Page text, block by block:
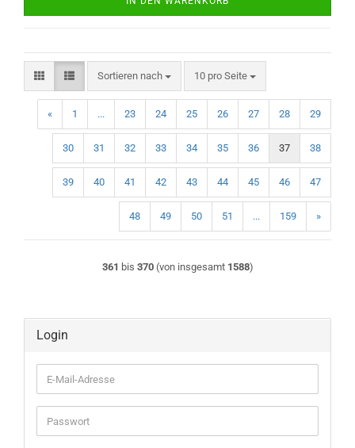
Sortieren nach
Sortieren nach 10 pro Seite
pro Seite
« 1 ... 23 24 25 26 27 28 29
30 31 32 33 34 35 36 37 38
39 40 41 42 43 44 45 46 47
48 49 50 51 ... 159 »
361 bis 370(von insgesamt 1588)
Login
E-
Mail-
Adresse
Passwort